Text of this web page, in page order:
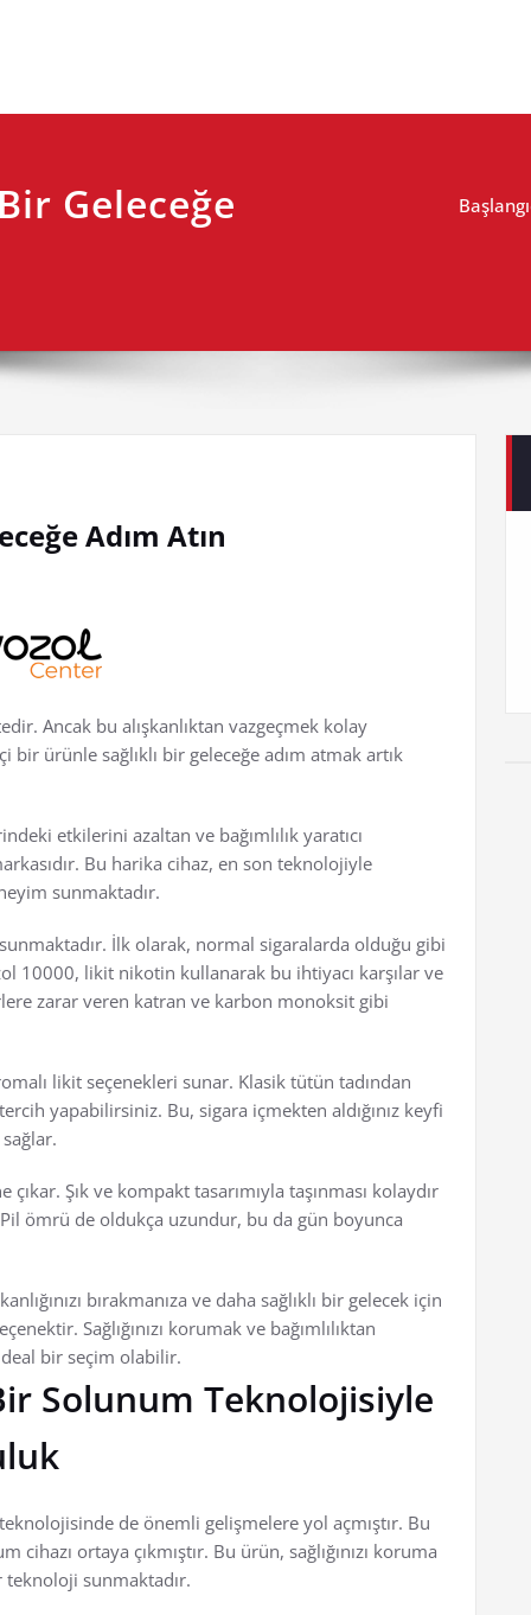
Geleceğe
Adım Atın
Ancak bu alışkanlıktan vazgeçmek kolay
ürünle sağlıklı bir geleceğe adım atmak artık
etkilerini azaltan ve bağımlılık yaratıcı
Bu harika cihaz, en son teknolojiyle
sunmaktadır.
İlk olarak, normal sigaralarda olduğu gibi
10000, likit nikotin kullanarak bu ihtiyacı karşılar ve
zarar veren katran ve karbon monoksit gibi
likit seçenekleri sunar. Klasik tütün tadından
yapabilirsiniz. Bu, sigara içmekten aldığınız keyfi
Şık ve kompakt tasarımıyla taşınması kolaydır
ömrü de oldukça uzundur, bu da gün boyunca
bırakmanıza ve daha sağlıklı bir gelecek için
Sağlığınızı korumak ve bağımlılıktan
bir seçim olabilir.
Solunum Teknolojisiyle
de önemli gelişmelere yol açmıştır. Bu
ortaya çıkmıştır. Bu ürün, sağlığınızı koruma
teknoloji sunmaktadır.